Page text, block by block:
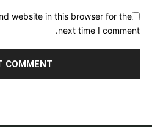
website in this browser for the
next time I comment.